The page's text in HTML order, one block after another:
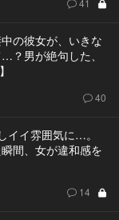
の彼女が、いきな
？男が絶句した、
40
イイ雰囲気に…。
間、女が違和感を
14